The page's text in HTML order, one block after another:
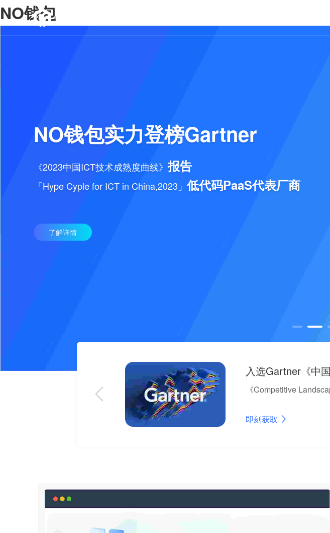
NO钱包
NO钱包实力登榜Gartner
《2023中国ICT技术成熟度曲线》报告
「Hype Cyple for ICT in China,2023」低代码PaaS代表厂商
了解详情
码应用平台竞争格局》报告
Low-Code Application Platforms in China》